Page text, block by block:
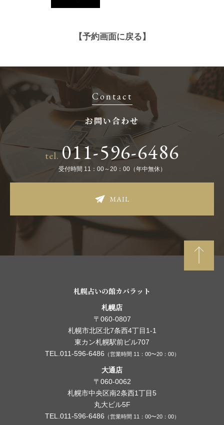
【予約画面に戻る】
Contact
お問い合わせ
tel.011-596-6486
受付時間 11：00～20：00（年中無休）
MAIL
札幌占いの館カバラット
札幌店
〒060-0807
札幌市北区北7条西4丁目1-1
東カン札幌駅前ビル707
TEL.011-596-6486 （営業時間 11：00〜20：00）
大通店
〒060-0062
札幌市中央区南2条西1丁目5
丸大ビル5F
TEL.011-596-6486 （営業時間 11：00〜20：00）